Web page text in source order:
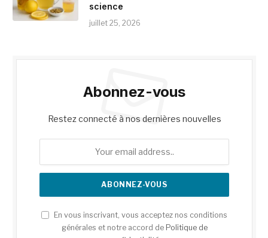
science
juillet 25, 2026
Abonnez-vous
Restez connecté à nos dernières nouvelles
En vous inscrivant, vous acceptez nos conditions
générales et notre accord de Politique de